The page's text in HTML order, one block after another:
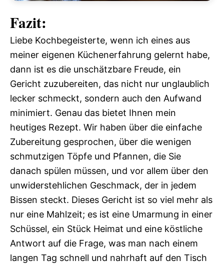
Fazit:
Liebe Kochbegeisterte, wenn ich eines aus
meiner eigenen Küchenerfahrung gelernt habe,
dann ist es die unschätzbare Freude, ein
Gericht zuzubereiten, das nicht nur unglaublich
lecker schmeckt, sondern auch den Aufwand
minimiert. Genau das bietet Ihnen mein
heutiges Rezept. Wir haben über die einfache
Zubereitung gesprochen, über die wenigen
schmutzigen Töpfe und Pfannen, die Sie
danach spülen müssen, und vor allem über den
unwiderstehlichen Geschmack, der in jedem
Bissen steckt. Dieses Gericht ist so viel mehr als
nur eine Mahlzeit; es ist eine Umarmung in einer
Schüssel, ein Stück Heimat und eine köstliche
Antwort auf die Frage, was man nach einem
langen Tag schnell und nahrhaft auf den Tisch